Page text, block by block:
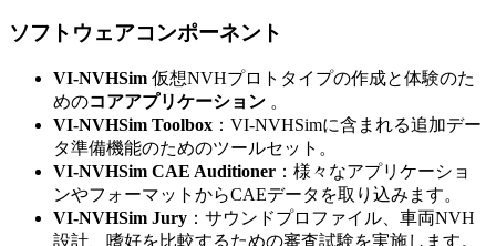
ソフトウェアコンポーネント
VI-NVHSim 仮想NVHプロトタイプの作成と体験のた
めのコアアプリケーション 。
VI-NVHSim Toolbox ：VI-NVHSimに含まれる追加デー
タ準備機能のためのツールセット。
VI-NVHSim CAE Auditioner ：様々なアプリケーショ
ンやフォーマットからCAEデータを取り込みます。
VI-NVHSim Jury ：サウンドプロファイル、車両NVH
設計、嗜好を比較するための審査試験を実施します。